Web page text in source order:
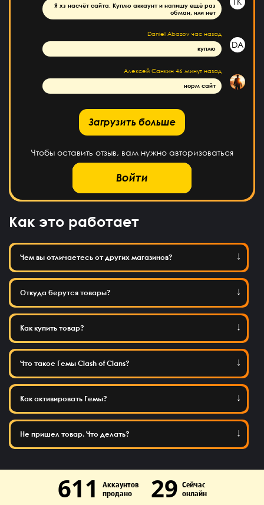
Я хз насчёт сайта. Куплю аккаунт и напишу ещё раз
обман, или нет
DA
Daniel Abazov час назад
куплю
Алексей Санкин 46 минут назад
норм сайт
Загрузить больше
Чтобы оставить отзыв, вам нужно авторизоваться
Войти
Как это работает
Чем вы отличаетесь от других магазинов?
Откуда берутся товары?
Как купить товар?
Что такое Гемы Clash of Clans?
Как активировать Гемы?
Не пришел товар. Что делать?
611
Аккаунтов
продано
29 Сейчас
онлайн